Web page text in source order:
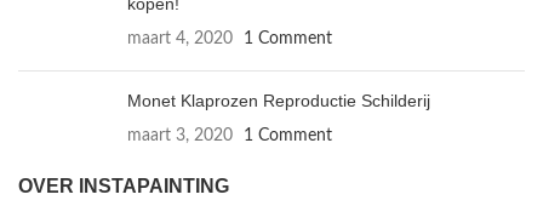
kopen!
maart 4, 2020 1 Comment
Monet Klaprozen Reproductie Schilderij
maart 3, 2020 1 Comment
OVER INSTAPAINTING